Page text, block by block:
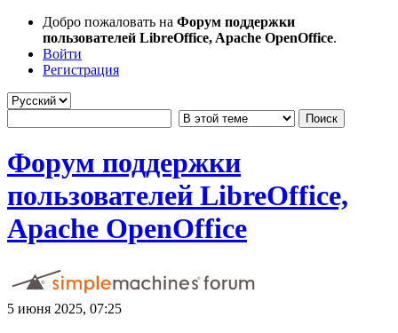
Добро пожаловать на Форум поддержки
пользователей LibreOffice, Apache OpenOffice.
Войти
Регистрация
Форум поддержки
пользователей LibreOffice,
Apache OpenOffice
5 июня 2025, 07:25